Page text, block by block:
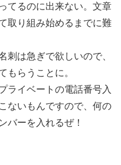
てるのに出来ない。文章
取り組み始めるまでに難
刺は急ぎで欲しいので、
もらうことに。
ライベートの電話番号入
ないもんですので、何の
バーを入れるぜ！